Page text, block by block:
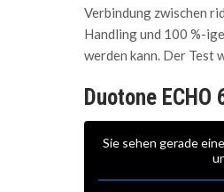
Verbindung zwischen
Handling und 100 %-
werden kann. Der Test
Duotone
Sie sehen gerade